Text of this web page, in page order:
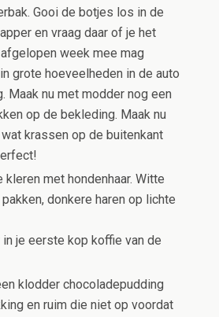
Gooi de botjes los in de
en vraag daar of je het
week mee mag
grote hoeveelheden in de auto
Maak nu met modder nog een
op de bekleding. Maak nu
krassen op de buitenkant
kleren met hondenhaar. Witte
donkere haren op lichte
in je eerste kop koffie van de
klodder chocoladepudding
en ruim die niet op voordat